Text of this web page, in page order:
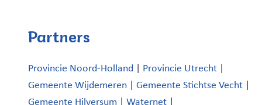
Partners
Provincie Noord-Holland Provincie Utrecht
Gemeente Wijdemeren
Gemeente Stichtse Vecht
Gemeente Hilversum
Waternet